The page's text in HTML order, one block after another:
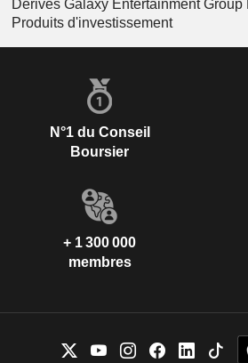
Dérivés Galaxy Entertainment Group
Produits d'investissement
N°1 du Conseil
Boursier
+ 1 300 000
membres